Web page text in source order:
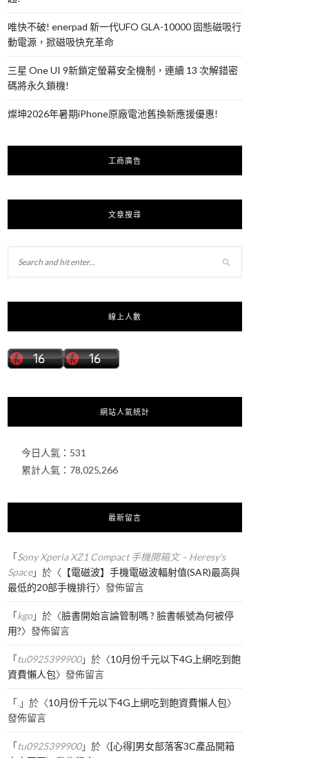
唯快不破! enerpad 新一代UFO GLA-10000 固態磁吸行
動電源，掀磁吸快充革命
三星 One UI 9新鎖定螢幕安全機制，連續 13 次解錯密
碼將永久鎖機!
燦坤2026年暑期iPhone原廠電池舊換新應援優惠!
工商廣告
文章搜尋
線上人數
網站人氣統計
今日人氣： 531
累計人氣： 78,025,266
最新留言
「Sony Xperia XZ1 Compact 手機開箱文 – Heresy's
Space」於〈 【電磁波】手機電磁波輻射值(SAR)最高與
最低的20部手機排行〉發佈留言
「kgo」於〈臉書開始言論管制嗎 ? 臉書帳號為何被停
用?〉發佈留言
「tu0925399900」於〈10月份千元以下4G上網吃到飽
資費懶人包〉發佈留言
「.」於〈10月份千元以下4G上網吃到飽資費懶人包〉
發佈留言
「tu0925399900」於〈[心得]男女部落客3C產品開箱